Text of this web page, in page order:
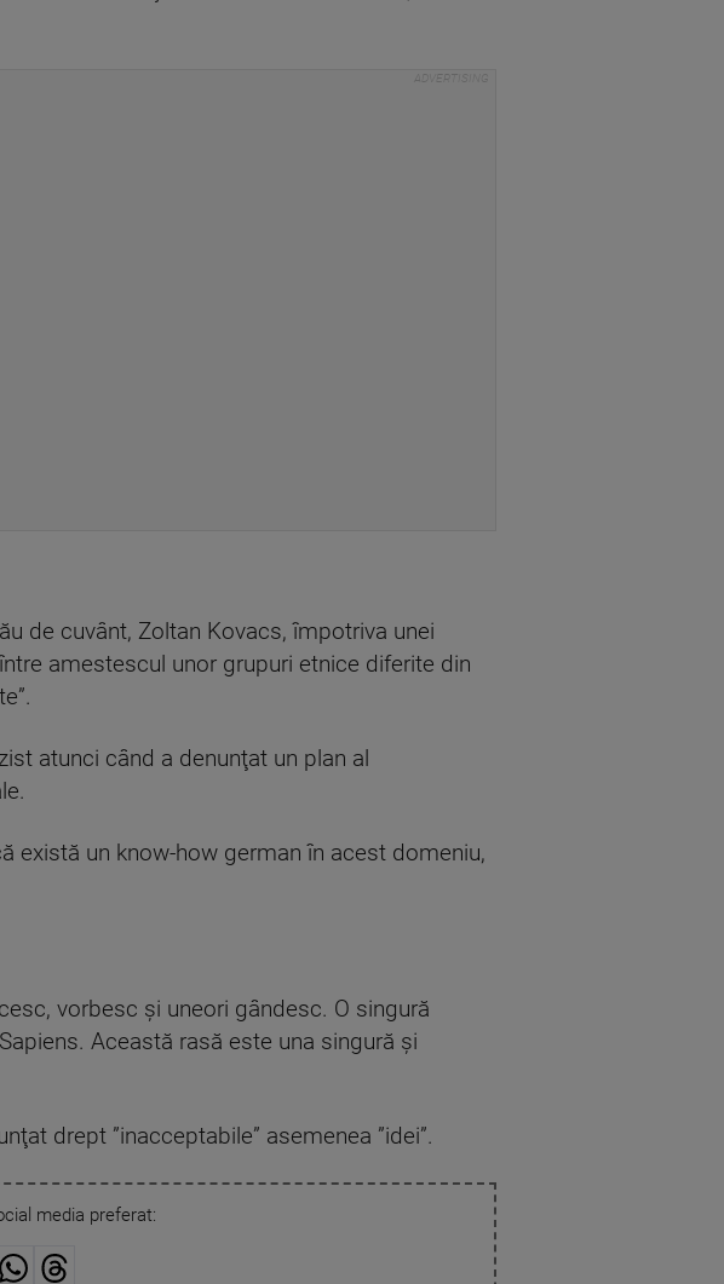
de cuvânt, Zoltan Kovacs, împotriva unei
amestescul unor grupuri etnice diferite din
atunci când a denunţat un plan al
există un know-how german în acest domeniu,
vorbesc şi uneori gândesc. O singură
Această rasă este una singură şi
drept ”inacceptabile” asemenea ”idei”.
media preferat: